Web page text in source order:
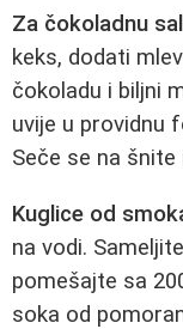
Za čokoladnu
keks, dodati
čokoladu i biljni
uvije u providnu
Seče se na
Kuglice od
na vodi.
pomešajte sa
soka od